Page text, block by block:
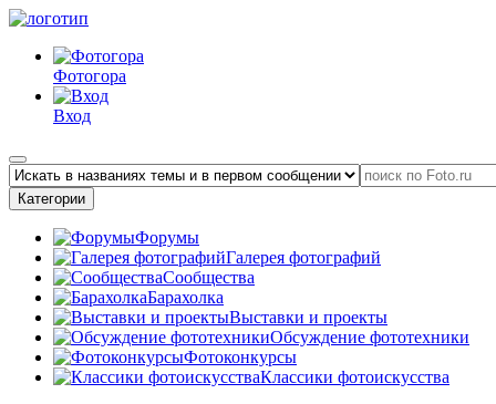
Фотогора
Вход
Категории
Форумы
Галерея фотографий
Сообщества
Барахолка
Выставки и проекты
Обсуждение фототехники
Фотоконкурсы
Классики фотоискусства